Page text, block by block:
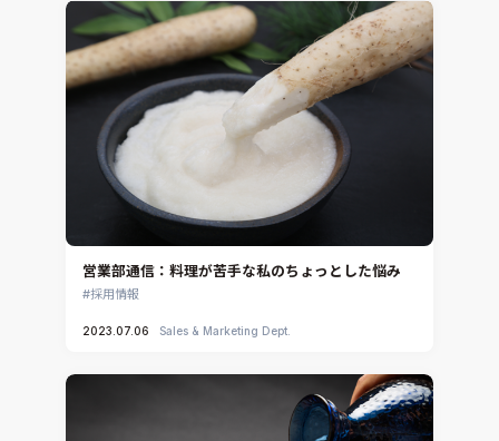
MBDプロセス構築コンサルティング
CAEエンジニアリングコンサルティング
音響設計
CAE分野におけるAIコンサルティング
システム構築と開発
CONVERGE
iconCFD
SIMULIA Abaqus Unified FEA
Simcenter Flotherm
Simcenter Flotherm XT
Ansys Electronics
DEMITASNX
Simcenter 3D Acoustics
Rocky
CATIA V5 Analysis
3DEXPERIENCE SIMULIA
CADfix
営業部通信：料理が苦手な私のちょっとした悩み
採用情報
2023.07.06 Sales & Marketing Dept.